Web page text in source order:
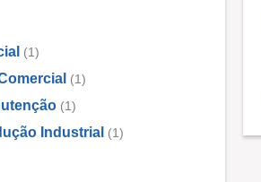
(1)
(1)
(1)
Industrial (1)